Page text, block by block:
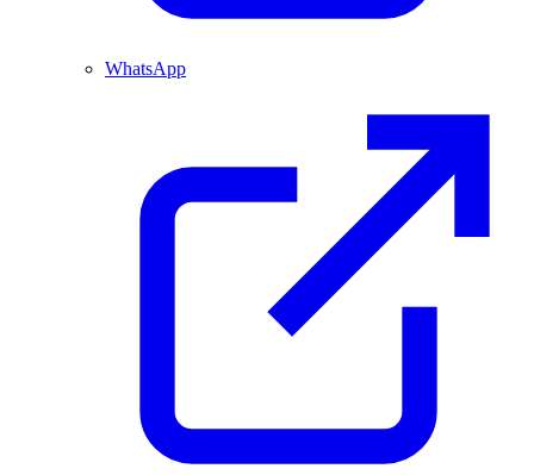
WhatsApp